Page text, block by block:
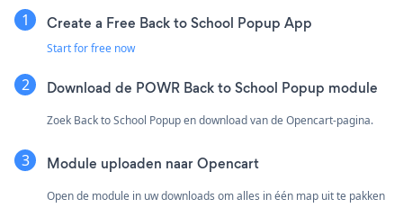
Create a Free Back to School Popup App
Start for free now
Download de POWR Back to School Popup module
Zoek Back to School Popup en download van de Opencart-pagina.
Module uploaden naar Opencart
Open de module in uw downloads om alles in één map uit te pakken